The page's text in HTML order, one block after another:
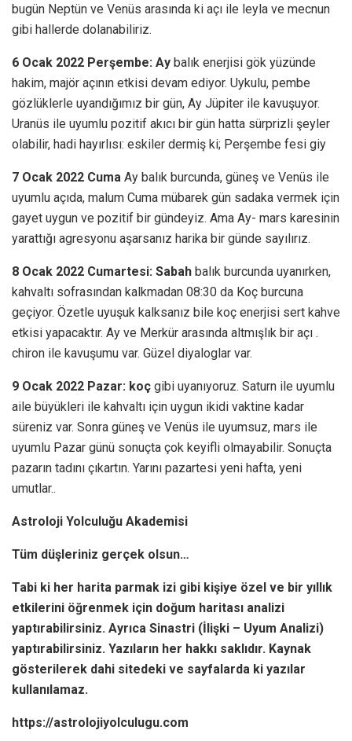
bugün Neptün ve Venüs arasında ki açı ile leyla ve mecnun
gibi hallerde dolanabiliriz.
6 Ocak 2022 Perşembe: Ay balık enerjisi gök yüzünde
hakim, majör açının etkisi devam ediyor. Uykulu, pembe
gözlüklerle uyandığımız bir gün, Ay Jüpiter ile kavuşuyor.
Uranüs ile uyumlu pozitif akıcı bir gün hatta sürprizli şeyler
olabilir, hadi hayırlısı: eskiler dermiş ki; Perşembe fesi giy
7 Ocak 2022 Cuma Ay balık burcunda, güneş ve Venüs ile
uyumlu açıda, malum Cuma mübarek gün sadaka vermek için
gayet uygun ve pozitif bir gündeyiz. Ama Ay- mars karesinin
yarattığı agresyonu aşarsanız harika bir günde sayılırız.
8 Ocak 2022 Cumartesi: Sabah balık burcunda uyanırken,
kahvaltı sofrasından kalkmadan 08:30 da Koç burcuna
geçiyor. Özetle uyuşuk kalksanız bile koç enerjisi sert kahve
etkisi yapacaktır. Ay ve Merkür arasında altmışlık bir açı .
chiron ile kavuşumu var. Güzel diyaloglar var.
9 Ocak 2022 Pazar: koç gibi uyanıyoruz. Saturn ile uyumlu
aile büyükleri ile kahvaltı için uygun ikidi vaktine kadar
süreniz var. Sonra güneş ve Venüs ile uyumsuz, mars ile
uyumlu Pazar günü sonuçta çok keyifli olmayabilir. Sonuçta
pazarın tadını çıkartın. Yarını pazartesi yeni hafta, yeni
umutlar..
Astroloji Yolculuğu Akademisi
Tüm düşleriniz gerçek olsun…
Tabi ki her harita parmak izi gibi kişiye özel ve bir yıllık
etkilerini öğrenmek için doğum haritası analizi
yaptırabilirsiniz. Ayrıca Sinastri (İlişki – Uyum Analizi)
yaptırabilirsiniz. Yazıların her hakkı saklıdır. Kaynak
gösterilerek dahi sitedeki ve sayfalarda ki yazılar
kullanılamaz.
https://astrolojiyolculugu.com